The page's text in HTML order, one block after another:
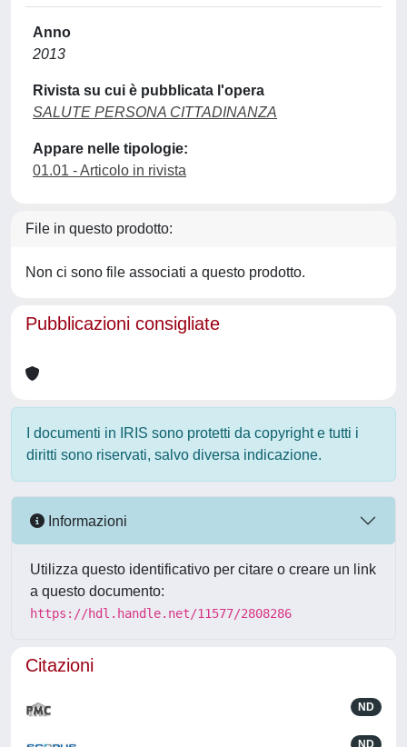
Anno
2013
Rivista su cui è pubblicata l'opera
SALUTE PERSONA CITTADINANZA
Appare nelle tipologie:
01.01 - Articolo in rivista
File in questo prodotto:
Non ci sono file associati a questo prodotto.
Pubblicazioni consigliate
I documenti in IRIS sono protetti da copyright e tutti i
diritti sono riservati, salvo diversa indicazione.
Informazioni
Utilizza questo identificativo per citare o creare un link
a questo documento:
https://hdl.handle.net/11577/2808286
Citazioni
ND
ND